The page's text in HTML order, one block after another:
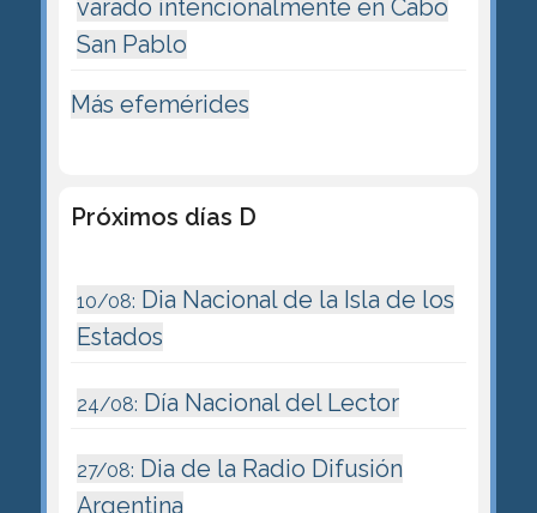
varado intencionalmente en Cabo
San Pablo
Más efemérides
Próximos días D
10/08: Dia Nacional de la Isla de los
Estados
24/08: Día Nacional del Lector
27/08: Dia de la Radio Difusión
Argentina